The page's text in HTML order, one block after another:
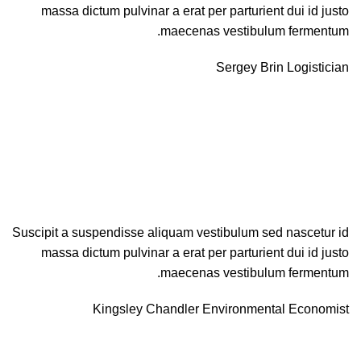
massa dictum pulvinar a erat per parturient dui id justo
maecenas vestibulum fermentum.
Sergey Brin Logistician
Suscipit a suspendisse aliquam vestibulum sed nascetur id
massa dictum pulvinar a erat per parturient dui id justo
maecenas vestibulum fermentum.
Kingsley Chandler Environmental Economist